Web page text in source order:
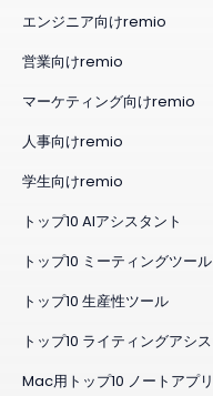
エンジニア向けremio
営業向けremio
マーケティング向けremio
人事向けremio
学生向けremio
トップ10 AIアシスタント
トップ10 ミーティングツール
トップ10 生産性ツール
Mac用トップ10 ノートアプリ